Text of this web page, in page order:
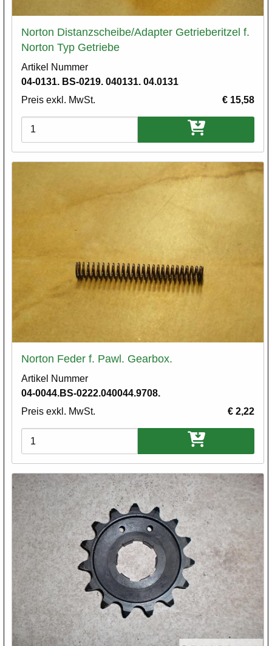
Norton Distanzscheibe/Adapter Getrieberitzel f.
Norton Typ Getriebe
Artikel Nummer
04-0131. BS-0219. 040131. 04.0131
Preis exkl. MwSt.
€ 15,58
Varianten
Norton Feder f. Pawl. Gearbox.
Artikel Nummer
04-0044.BS-0222.040044.9708.
Preis exkl. MwSt.
€ 2,22
Varianten